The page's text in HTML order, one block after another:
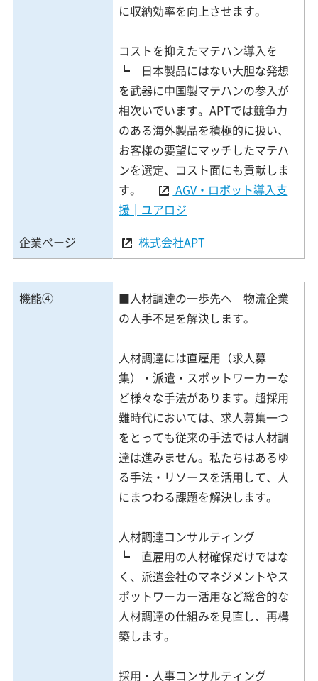
に収納効率を向上させます。
コストを抑えたマテハン導入を
┗ 日本製品にはない大胆な発想
を武器に中国製マテハンの参入が
相次いでいます。APTでは競争力
のある海外製品を積極的に扱い、
お客様の要望にマッチしたマテハ
ンを選定、コスト面にも貢献しま
す。
AGV・ロボット導入支
援│ユアロジ
企業ページ
株式会社APT
機能④
■人材調達の一歩先へ 物流企業
の人手不足を解決します。
人材調達には直雇用（求人募
集）・派遣・スポットワーカーな
ど様々な手法があります。超採用
難時代においては、求人募集一つ
をとっても従来の手法では人材調
達は進みません。私たちはあるゆ
る手法・リソースを活用して、人
にまつわる課題を解決します。
人材調達コンサルティング
┗ 直雇用の人材確保だけではな
く、派遣会社のマネジメントやス
ポットワーカー活用など総合的な
人材調達の仕組みを見直し、再構
築します。
採用・人事コンサルティング